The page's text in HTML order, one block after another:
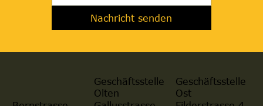
Nachricht senden
Geschäftsstelle
Olten
Geschäftsstelle
Ost